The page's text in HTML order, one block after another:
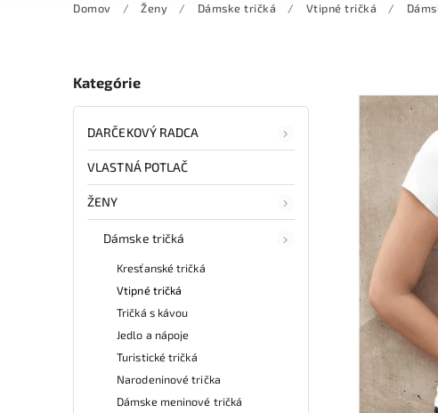
Domov / Ženy / Dámske tričká / Vtipné tričká /
Kategórie
DARČEKOVÝ RADCA
VLASTNÁ POTLAČ
ŽENY
Dámske tričká
Kresťanské tričká
Vtipné tričká
Tričká s kávou
Jedlo a nápoje
Turistické tričká
Narodeninové trička
Dámske meninové tričká